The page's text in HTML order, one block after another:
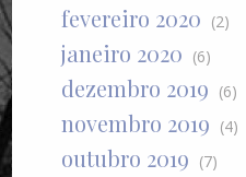
fevereiro 2020 (2)
janeiro 2020 (6)
dezembro 2019 (6)
novembro 2019 (4)
outubro 2019 (7)